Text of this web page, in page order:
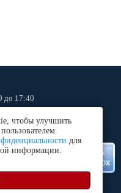
до 17:40
53, к. 1, оф. 27 (офис и
чтобы улучшить
для
информации.